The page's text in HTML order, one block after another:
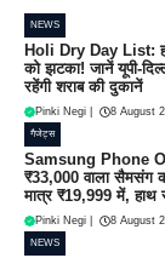
NEWS
Holi Dry Day List:
को झटका! जानें यूपी-
रहेंगी शराब की दुकानें
Pinki Negi 8 August
गैजेट्स
Samsung Phone
₹33,000 वाला सैमसंग
मात्र ₹19,999 में, हाथ
Pinki Negi 8 August
NEWS